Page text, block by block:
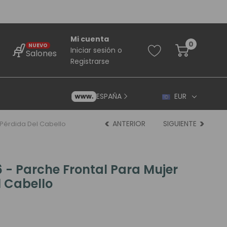
NUEVO
Salones
Mi cuenta
Iniciar sesión o
Registrarse
0
Principiantes
ESPAÑA EUR
Del Cabello ANTERIOR SIGUIENTE
- Parche Frontal Para Mujer
Cabello